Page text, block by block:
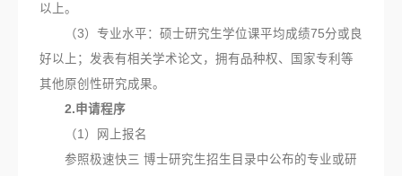
以上。
（3）专业水平：硕士研究生学位课平均成绩75分或良
好以上；发表有相关学术论文，拥有品种权、国家专利等
其他原创性研究成果。
2.申请程序
（1）网上报名
参照极速快三 博士研究生招生目录中公布的专业或研